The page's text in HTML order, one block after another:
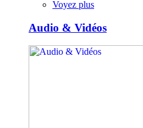
Voyez plus
Audio & Vidéos